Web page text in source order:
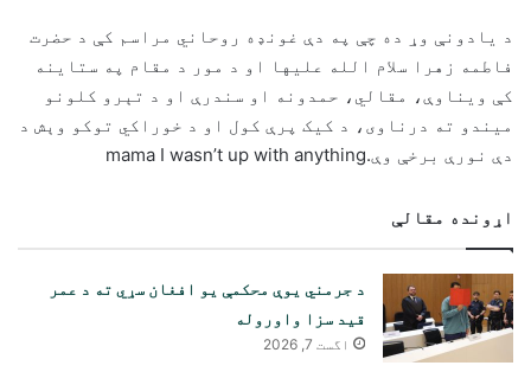
د يادونې وړ ده چې په دې غونډه روحاني مراسم کې د حضرت
فاطمه زهرا سلام الله عليها او د مور د مقام په ستاينه
کې ويناوې، مقالي، حمدونه او سندرې او د تېرو کلونو
ميندو ته درناوى، د کيک ​​پرې کول او د خوراکي توکو وېش د
دې نورې برخې وې.mama I wasn’t up with anything
اړونده مقالې
د جرمني یوې محکمې یو افغان سړي ته د عمر
قید سزا واوروله
اگست 7, 2026